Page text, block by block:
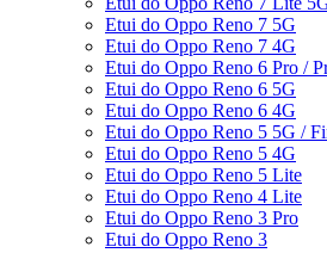
Etui do Oppo Reno 7 5G
Etui do Oppo Reno 7 4G
Etui do Oppo Reno 6 Pro /
Etui do Oppo Reno 6 5G
Etui do Oppo Reno 6 4G
Etui do Oppo Reno 5 5G /
Etui do Oppo Reno 5 4G
Etui do Oppo Reno 5 Lite
Etui do Oppo Reno 4 Lite
Etui do Oppo Reno 3 Pro
Etui do Oppo Reno 3